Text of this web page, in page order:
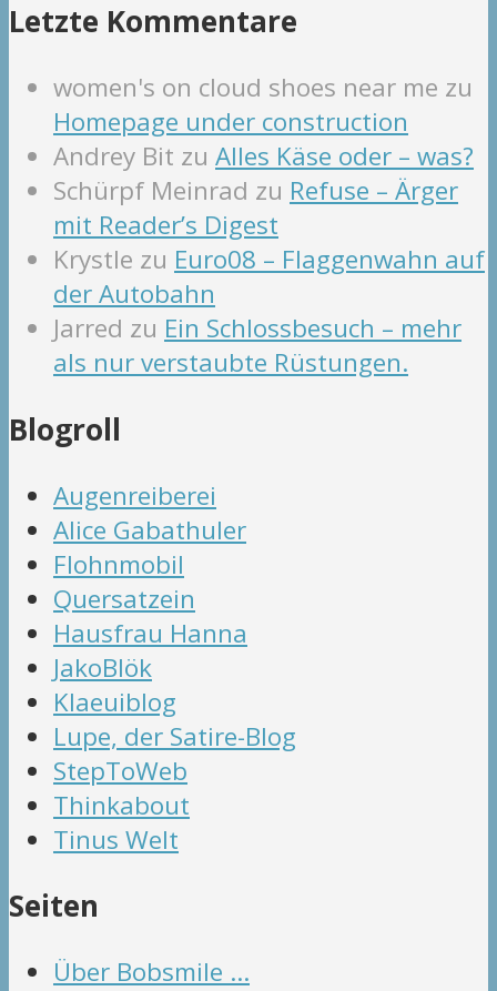
Letzte Kommentare
women's on cloud shoes near me zu
Homepage under construction
Andrey Bit zu Alles Käse oder – was?
Schürpf Meinrad zu Refuse – Ärger
mit Reader’s Digest
Krystle zu Euro08 – Flaggenwahn auf
der Autobahn
Jarred zu Ein Schlossbesuch – mehr
als nur verstaubte Rüstungen.
Blogroll
Augenreiberei
Alice Gabathuler
Flohnmobil
Quersatzein
Hausfrau Hanna
JakoBlök
Klaeuiblog
Lupe, der Satire-Blog
StepToWeb
Thinkabout
Tinus Welt
Seiten
Über Bobsmile …